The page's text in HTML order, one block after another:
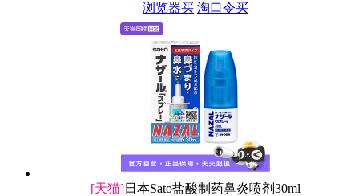
浏览器买 淘口令买
[天猫]日本Sato盐酸制药鼻炎喷剂30ml